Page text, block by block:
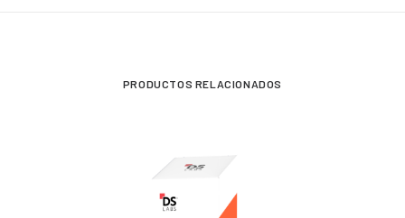
PRODUCTOS RELACIONADOS